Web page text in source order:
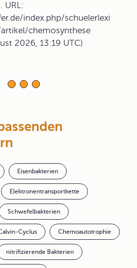
URL:
index.php/schuelerlexi
chemosynthese
2026, 13:19 UTC)
Eisenbakterien
Elektronentransportkette
Schwefelbakterien
Cyclus Chemoautotrophie
nitrifizierende Bakterien